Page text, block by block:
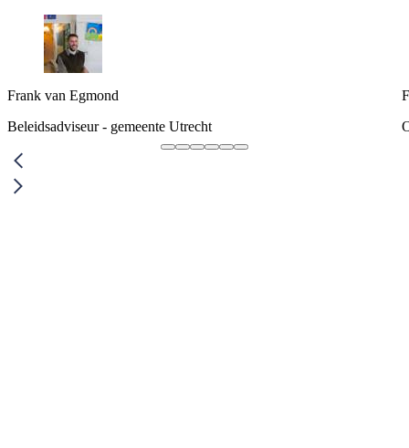
Frank van Egmond
Beleidsadviseur - gemeente Utrecht